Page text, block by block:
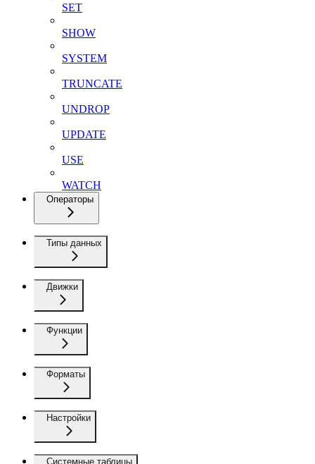
SET
SHOW
SYSTEM
TRUNCATE
UNDROP
UPDATE
USE
WATCH
Операторы
Типы данных
Движки
Функции
Форматы
Настройки
Системные таблицы